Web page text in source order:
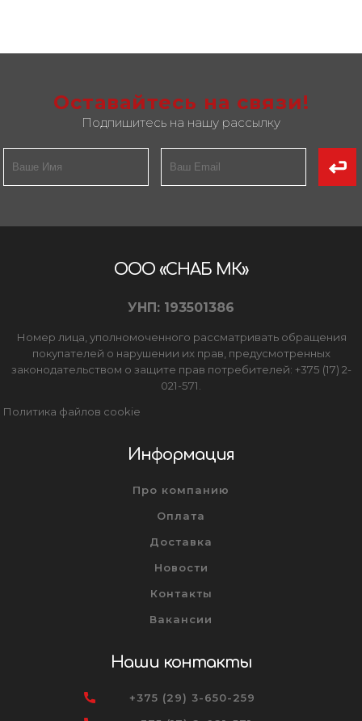
Оставайтесь на связи!
Подпишитесь на нашу рассылку
ООО «СНАБ МК»
УНП: 193501386
Номер лица, уполномоченного рассматривать обращения
покупателей о нарушении их прав, предусмотренных
законодательством о защите прав потребителей: +375 (17) 2-
021-571.
Политика файлов cookie
Информация
Про компанию
Оплата
Доставка
Новости
Контакты
Вакансии
Наши контакты
+375 (29) 3-650-259